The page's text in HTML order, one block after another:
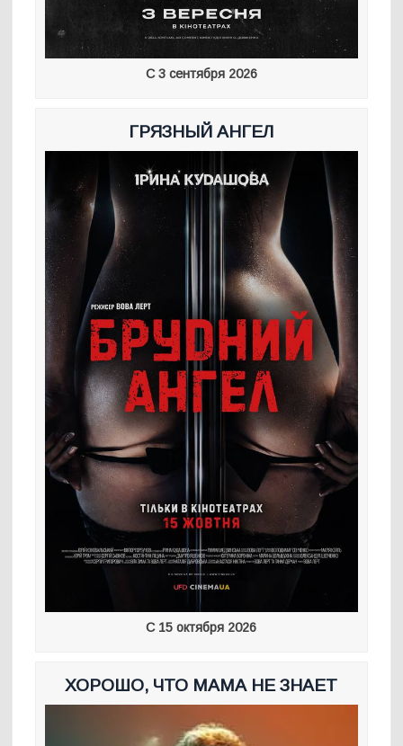
С 3 сентября 2026
ГРЯЗНЫЙ АНГЕЛ
С 15 октября 2026
ХОРОШО, ЧТО МАМА НЕ ЗНАЕТ